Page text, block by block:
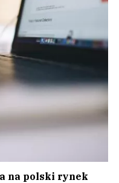
na polski rynek